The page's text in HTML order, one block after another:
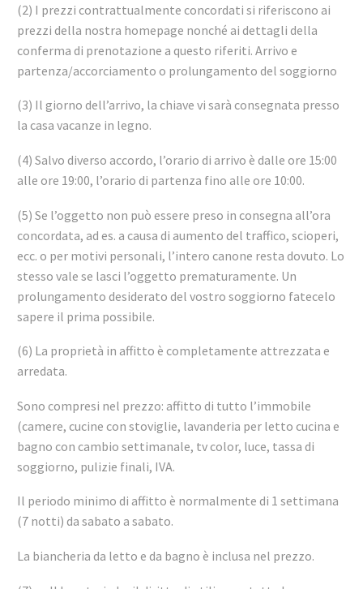
(2) I prezzi contrattualmente concordati si riferiscono ai
prezzi della nostra homepage nonché ai dettagli della
conferma di prenotazione a questo riferiti. Arrivo e
partenza/accorciamento o prolungamento del soggiorno
(3) Il giorno dell’arrivo, la chiave vi sarà consegnata presso
la casa vacanze in legno.
(4) Salvo diverso accordo, l’orario di arrivo è dalle ore 15:00
alle ore 19:00, l’orario di partenza fino alle ore 10:00.
(5) Se l’oggetto non può essere preso in consegna all’ora
concordata, ad es. a causa di aumento del traffico, scioperi,
ecc. o per motivi personali, l’intero canone resta dovuto. Lo
stesso vale se lasci l’oggetto prematuramente. Un
prolungamento desiderato del vostro soggiorno fatecelo
sapere il prima possibile.
(6) La proprietà in affitto è completamente attrezzata e
arredata.
Sono compresi nel prezzo: affitto di tutto l’immobile
(camere, cucine con stoviglie, lavanderia per letto cucina e
bagno con cambio settimanale, tv color, luce, tassa di
soggiorno, pulizie finali, IVA.
Il periodo minimo di affitto è normalmente di 1 settimana
(7 notti) da sabato a sabato.
La biancheria da letto e da bagno è inclusa nel prezzo.